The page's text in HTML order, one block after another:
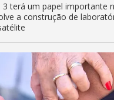
3 terá um papel importante
a construção de